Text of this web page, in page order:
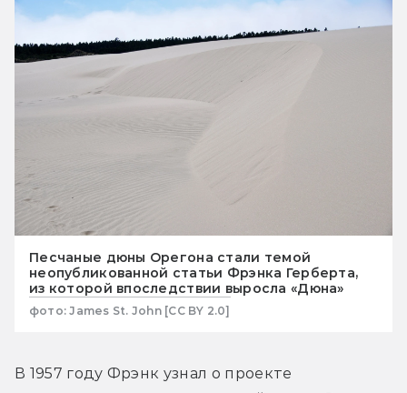
Песчаные дюны Орегона стали темой
неопубликованной статьи Фрэнка Герберта,
из которой впоследствии выросла «Дюна»
фото: James St. John [CC BY 2.0]
В 1957 году Фрэнк узнал о проекте